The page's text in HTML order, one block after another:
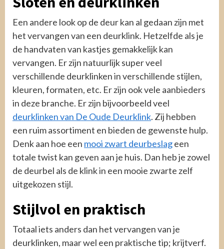
Een andere look op de deur kan al gedaan zijn met
het vervangen van een deurklink. Hetzelfde als je
de handvaten van kastjes gemakkelijk kan
vervangen. Er zijn natuurlijk super veel
verschillende deurklinken in verschillende stijlen,
kleuren, formaten, etc. Er zijn ook vele aanbieders
in deze branche. Er zijn bijvoorbeeld veel
deurklinken van De Oude Deurklink. Zij hebben
een ruim assortiment en bieden de gewenste hulp.
Denk aan hoe een mooi zwart deurbeslageen
totale twist kan geven aan je huis. Dan heb je zowel
de deurbel als de klink in een mooie zwarte zelf
uitgekozen stijl.
Stijlvol en praktisch
Totaal iets anders dan het vervangen van je
deurklinken, maar wel een praktische tip; krijtverf.